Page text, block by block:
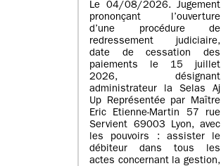
Le 04/08/2026. Jugement
prononçant l’ouverture
d’une procédure de
redressement judiciaire,
date de cessation des
paiements le 15 juillet
2026, désignant
administrateur la Selas Aj
Up Représentée par Maître
Eric Etienne-Martin 57 rue
Servient 69003 Lyon, avec
les pouvoirs : assister le
débiteur dans tous les
actes concernant la gestion,